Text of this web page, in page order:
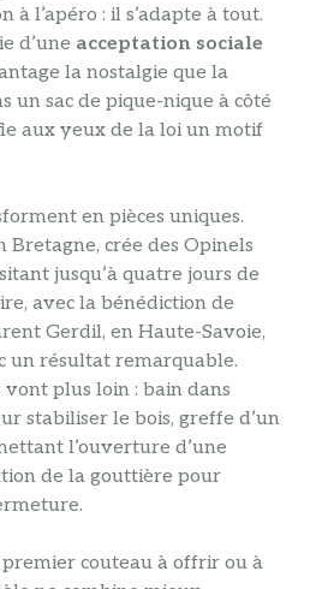
à l’apéro : il s’adapte à tout.
d’une acceptation sociale
la nostalgie que la
un sac de pique-nique à côté
aux yeux de la loi un motif
en pièces uniques.
Bretagne, crée des Opinels
jusqu’à quatre jours de
avec la bénédiction de
Gerdil, en Haute-Savoie,
un résultat remarquable.
plus loin : bain dans
stabiliser le bois, greffe d’un
l’ouverture d’une
de la gouttière pour
premier couteau à offrir ou à